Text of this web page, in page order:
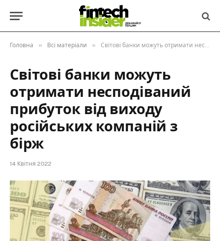
Головна » Всі матеріали » Світові банки можуть отримати несподіваний прибуток від виходу російських компаній з бірж
Світові банки можуть
отримати несподіваний
прибуток від виходу
російських компаній з
бірж
14 Квітня 2022